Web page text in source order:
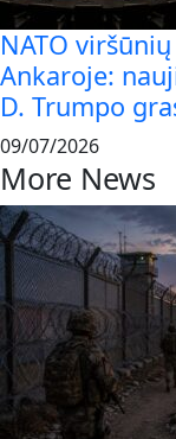
NATO
Ankaroje:
D. Trumpo
09/07/2026
More News